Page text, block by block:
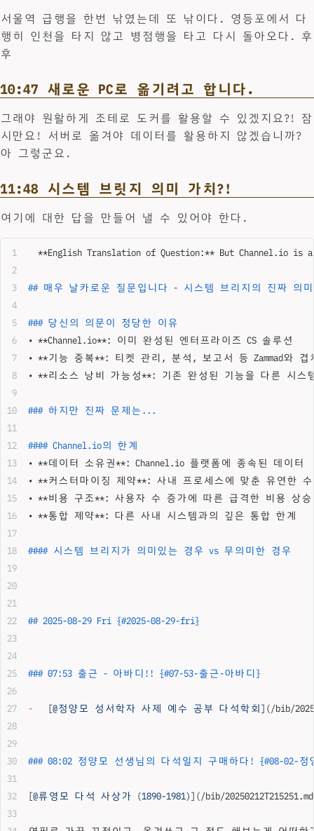
서울역 급행을 한번 낚였는데 또 낚이다. 영등포에서 다
행히 인천을 타지 않고 병점행을 타고 다시 돌아오다. 후
후
10:47 새로운 PC로 옮기려고 합니다.
그래야 원활하게 조테로 도커를 활용할 수 있겠지요?! 잠
시만요! 서버로 옮겨야 데이터를 활용하지 않겠습니까?
아 그렇군요.
11:48 시스템 브릿지 의미 가치?!
여기에 대한 답을 만들어 낼 수 있어야 한다.
  **English Translation of Question:**
But Channel.io is
## 매우 날카로운 질문입니다 - 시스템 브리지의 진짜 의미
### 당신의 의문이 정당한 이유
• **Channel.io**: 이미 완성된 엔터프라이즈 CS 솔루션
• **기능 중복**: 티켓 관리, 분석, 보고서 등 Zammad와 겹
• **리소스 낭비 가능성**: 기존 완성된 기능을 다른 시스
### 하지만 진짜 문제는...
#### Channel.io의 한계
• **데이터 소유권**: Channel.io 플랫폼에 종속된 데이터
• **커스터마이징 제약**: 사내 프로세스에 맞춘 유연한
• **비용 구조**: 사용자 수 증가에 따른 급격한 비용 상승
• **통합 제약**: 다른 사내 시스템과의 깊은 통합 한계
#### 시스템 브리지가 의미있는 경우 vs 무의미한 경우
## 2025-08-29 Fri {#2025-08-29-fri}
### 07:53 출근 - 아바디!! {#07-53-출근-아바디}
-
   [
@정양모 성서학자 사제 예수 공부 다석학회](/bib/
### 08:02 정양모 선생님의 다석일지 구매하다! {#08-02-
[@류영모 다석 사상가 (1890-1981)](/bib/20250212T215251.md